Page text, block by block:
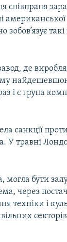
співпраця
де
і є група
санкції
У травні
могла бути
через
техніки і
секторів